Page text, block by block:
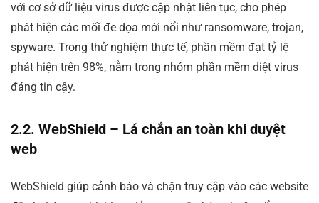
với cơ sở dữ liệu virus được cập nhật liên tục, cho phép
phát hiện các mối đe dọa mới nổi như ransomware, trojan,
spyware. Trong thử nghiệm thực tế, phần mềm đạt tỷ lệ
phát hiện trên 98%, nằm trong nhóm phần mềm diệt virus
đáng tin cậy.
2.2. WebShield – Lá chắn an toàn khi duyệt
web
WebShield giúp cảnh báo và chặn truy cập vào các website